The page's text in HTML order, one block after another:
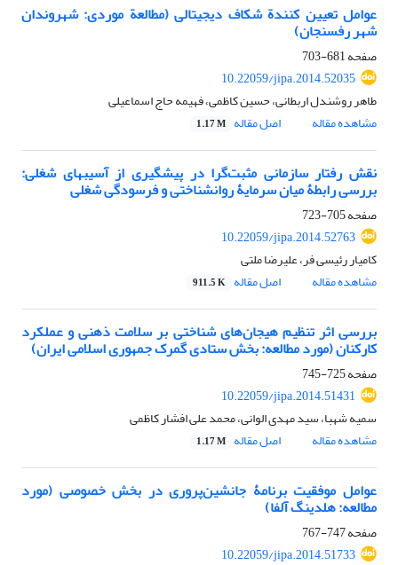
عوامل تعیین کنندة شکاف دیجیتالی (مطالعة موردی: شهروندان
شهر رفسنجان)
صفحه681-703
10.22059/jipa.2014.52035
طاهر روشندل اربطانی، حسین کاظمی، فهیمه حاج اسماعیلی
مشاهده مقاله
اصل مقاله 1.17 M
نقش رفتار سازمانی مثبت‌گرا در پیشگیری از آسیب‏های شغلی:
بررسی رابطۀ میان سرمایۀ روان‏شناختی و فرسودگی شغلی
صفحه705-723
10.22059/jipa.2014.52763
کامیار رئیسی فر، علیرضا ملتی
مشاهده مقاله
اصل مقاله 911.5 K
بررسی اثر تنظیم هیجان‌های شناختی بر سلامت ذهنی و عملکرد
کارکنان (مورد مطالعه: بخش ستادی گمرک جمهوری اسلامی ایران)
صفحه725-745
10.22059/jipa.2014.51431
سمیه شهبا، سید مهدی الوانی، محمد علی افشار کاظمی
مشاهده مقاله
اصل مقاله 1.17 M
عوامل موفقیت برنامۀ جانشین‌پروری در بخش خصوصی (مورد
مطالعه: هلدینگ آلفا)
صفحه747-767
10.22059/jipa.2014.51733